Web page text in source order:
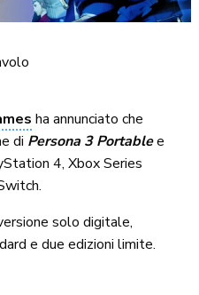
ha annunciato che
di Persona 3 Portablee
4, Xbox Series
solo digitale,
e due edizioni limite.